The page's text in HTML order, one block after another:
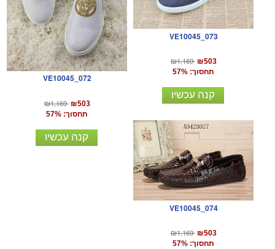
VE10045_072
₪1,169 ₪503
תחסוך: 57%
קנה עכשיו
VE10045_073
₪1,169 ₪503
תחסוך: 57%
קנה עכשיו
VE10045_074
₪1,169 ₪503
תחסוך: 57%